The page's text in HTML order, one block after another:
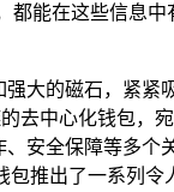
能在这些信息
大的磁石，紧紧
去中心化钱包，
安全保障等多个
推出了一系列